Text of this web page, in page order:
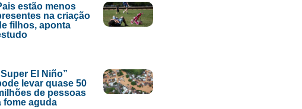
estão menos
na criação
filhos, aponta
El Niño”
levar quase 50
de pessoas
fome aguda